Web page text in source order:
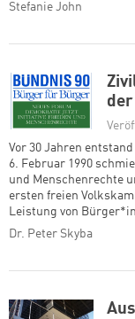
Stefanie John
Vor 30 Jahren
6. Februar 1990
und Menschenrechte
ersten freien
Leistung von
Dr. Peter Skyba